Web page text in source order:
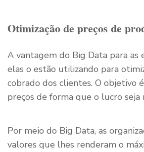
Otimização de preços de
A vantagem do Big Data para as
elas o estão utilizando para
cobrado dos clientes. O objetivo
preços de forma que o lucro seja
Por meio do Big Data, as
valores que lhes renderam o